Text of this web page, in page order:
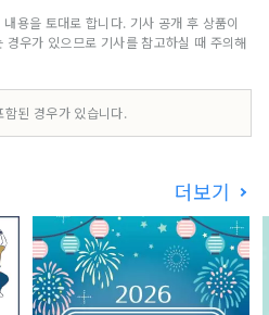
용을 토대로 합니다. 기사 공개 후 상품이
우가 있으므로 기사를 참고하실 때 주의해
된 경우가 있습니다.
더보기